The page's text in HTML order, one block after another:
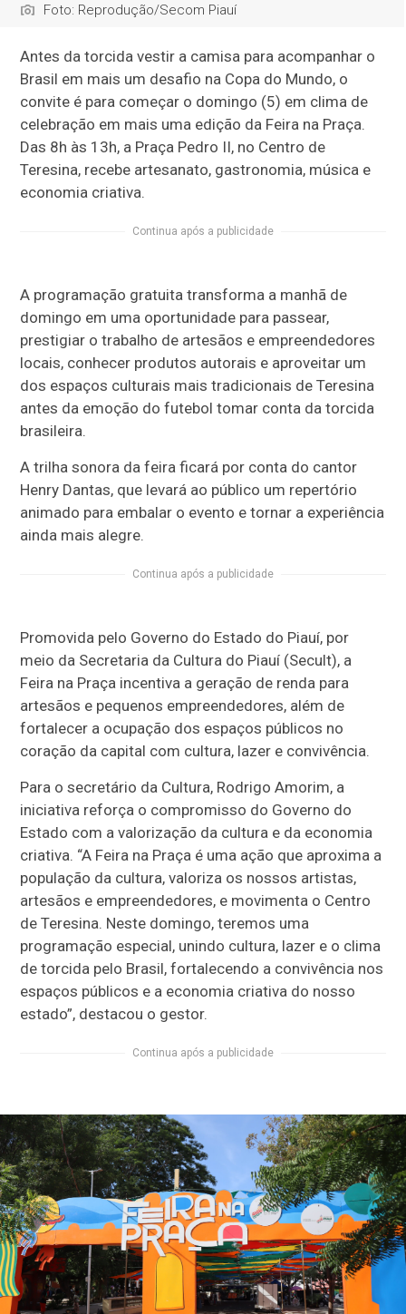
Foto: Reprodução/Secom Piauí
Antes da torcida vestir a camisa para acompanhar o
Brasil em mais um desafio na Copa do Mundo, o
convite é para começar o domingo (5) em clima de
celebração em mais uma edição da Feira na Praça.
Das 8h às 13h, a Praça Pedro II, no Centro de
Teresina, recebe artesanato, gastronomia, música e
economia criativa.
Continua após a publicidade
A programação gratuita transforma a manhã de
domingo em uma oportunidade para passear,
prestigiar o trabalho de artesãos e empreendedores
locais, conhecer produtos autorais e aproveitar um
dos espaços culturais mais tradicionais de Teresina
antes da emoção do futebol tomar conta da torcida
brasileira.
A trilha sonora da feira ficará por conta do cantor
Henry Dantas, que levará ao público um repertório
animado para embalar o evento e tornar a experiência
ainda mais alegre.
Continua após a publicidade
Promovida pelo Governo do Estado do Piauí, por
meio da Secretaria da Cultura do Piauí (Secult), a
Feira na Praça incentiva a geração de renda para
artesãos e pequenos empreendedores, além de
fortalecer a ocupação dos espaços públicos no
coração da capital com cultura, lazer e convivência.
Para o secretário da Cultura, Rodrigo Amorim, a
iniciativa reforça o compromisso do Governo do
Estado com a valorização da cultura e da economia
criativa. “A Feira na Praça é uma ação que aproxima a
população da cultura, valoriza os nossos artistas,
artesãos e empreendedores, e movimenta o Centro
de Teresina. Neste domingo, teremos uma
programação especial, unindo cultura, lazer e o clima
de torcida pelo Brasil, fortalecendo a convivência nos
espaços públicos e a economia criativa do nosso
estado”, destacou o gestor.
Continua após a publicidade